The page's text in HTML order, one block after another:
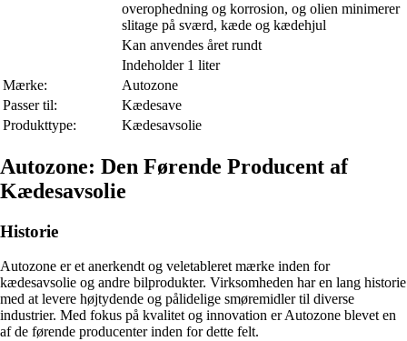
overophedning og korrosion, og olien minimerer
slitage på sværd, kæde og kædehjul
Kan anvendes året rundt
Indeholder 1 liter
Mærke:
Autozone
Passer til:
Kædesave
Produkttype:
Kædesavsolie
Autozone: Den Førende Producent af
Kædesavsolie
Historie
Autozone er et anerkendt og veletableret mærke inden for
kædesavsolie og andre bilprodukter. Virksomheden har en lang historie
med at levere højtydende og pålidelige smøremidler til diverse
industrier. Med fokus på kvalitet og innovation er Autozone blevet en
af de førende producenter inden for dette felt.